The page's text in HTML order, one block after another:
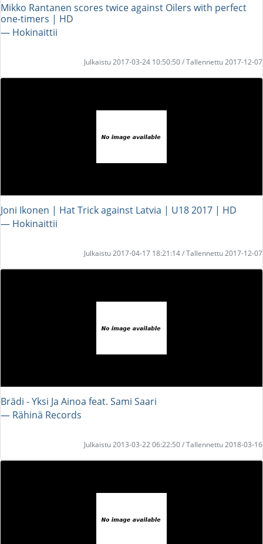
Mikko Rantanen scores twice against Oilers with perfect
one-timers | HD
― Hokinaittii
Julkaistu 2017-03-24 10:50:50 / Tallennettu 2017-12-07
Joni Ikonen | Hat Trick against Latvia | U18 2017 | HD
― Hokinaittii
Julkaistu 2017-04-17 18:21:14 / Tallennettu 2017-12-07
Brädi - Yksi Ja Ainoa feat. Sami Saari
― Rähinä Records
Julkaistu 2013-03-22 06:22:50 / Tallennettu 2018-03-16